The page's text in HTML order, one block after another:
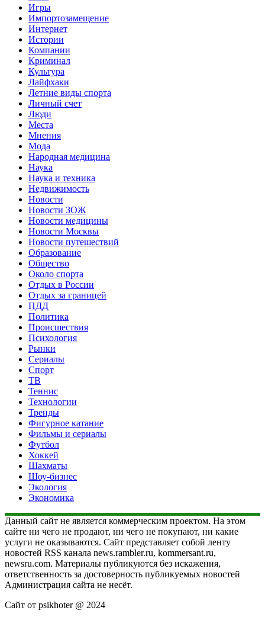
Игры
Импортозамещение
Интернет
Истории
Компании
Криминал
Культура
Лайфхаки
Летние виды спорта
Личный счет
Люди
Места
Мнения
Мода
Народная медицина
Наука
Наука и техника
Недвижимость
Новости
Новости ЗОЖ
Новости медицины
Новости Москвы
Новости путешествий
Образование
Общество
Около спорта
Отдых в России
Отдых за границей
ПДД
Политика
Происшествия
Психология
Рынки
Сериалы
Спорт
ТВ
Теннис
Технологии
Тренды
Фигурное катание
Фильмы и сериалы
Футбол
Хоккей
Шахматы
Шоу-бизнес
Экология
Экономика
Данный сайт не является коммерческим проектом. На этом
сайте ни чего не продают, ни чего не покупают, ни какие
услуги не оказываются. Сайт представляет собой ленту
новостей RSS канала news.rambler.ru, kommersant.ru,
newsru.com. Материалы публикуются без искажения,
ответственность за достоверность публикуемых новостей
Администрация сайта не несёт.
Сайт от psikhoter @ 2024